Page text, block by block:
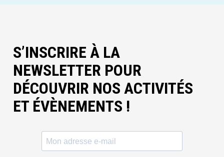
S’INSCRIRE À LA
NEWSLETTER POUR
DÉCOUVRIR NOS ACTIVITÉS
ET ÉVÈNEMENTS !